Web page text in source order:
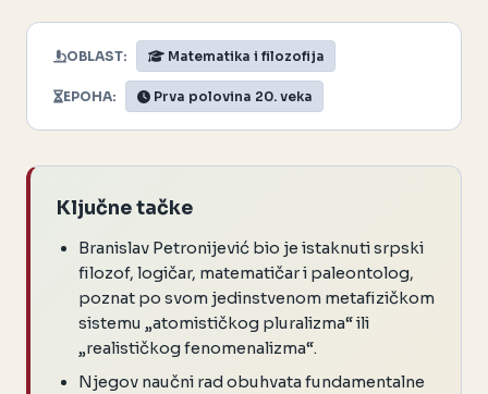
OBLAST: Matematika i filozofija
EPOHA: Prva polovina 20. veka
Ključne tačke
Branislav Petronijević bio je istaknuti srpski
filozof, logičar, matematičar i paleontolog,
poznat po svom jedinstvenom metafizičkom
sistemu „atomističkog pluralizma“ ili
„realističkog fenomenalizma“.
Njegov naučni rad obuhvata fundamentalne